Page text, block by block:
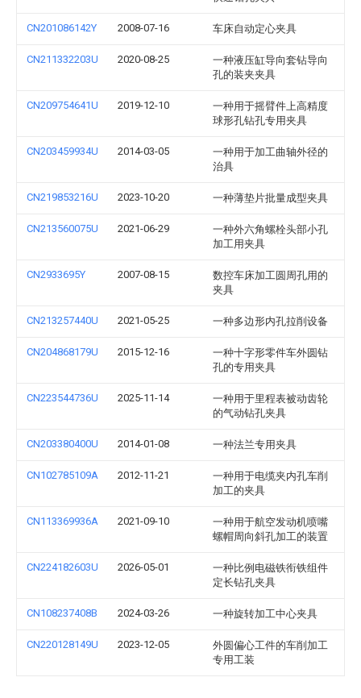
CN201086142Y 2008-07-16 车床自动定心夹具
CN211332203U 2020-08-25
一种液压缸导向套钻导向
孔的装夹夹具
CN209754641U 2019-12-10
一种用于摇臂件上高精度
球形孔钻孔专用夹具
CN203459934U 2014-03-05
一种用于加工曲轴外径的
治具
CN219853216U 2023-10-20 一种薄垫片批量成型夹具
CN213560075U 2021-06-29
一种外六角螺栓头部小孔
加工用夹具
CN2933695Y 2007-08-15
数控车床加工圆周孔用的
夹具
CN213257440U 2021-05-25 一种多边形内孔拉削设备
CN204868179U 2015-12-16
一种十字形零件车外圆钻
孔的专用夹具
CN223544736U 2025-11-14
一种用于里程表被动齿轮
的气动钻孔夹具
CN203380400U 2014-01-08 一种法兰专用夹具
CN102785109A 2012-11-21
一种用于电缆夹内孔车削
加工的夹具
CN113369936A 2021-09-10
一种用于航空发动机喷嘴
螺帽周向斜孔加工的装置
CN224182603U 2026-05-01
一种比例电磁铁衔铁组件
定长钻孔夹具
CN108237408B 2024-03-26 一种旋转加工中心夹具
CN220128149U 2023-12-05
外圆偏心工件的车削加工
专用工装